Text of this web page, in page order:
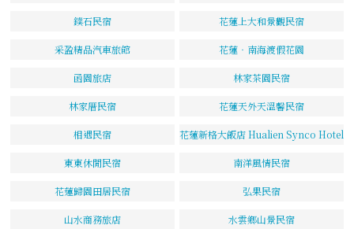
鏷石民宿 花蓮上大和景觀民宿
采盈精品汽車旅館 花蓮‧南海渡假花園
函園旅店 林家茶園民宿
林家厝民宿 花蓮天外天溫馨民宿
相遇民宿 花蓮新格大飯店 Hualien Synco Hotel
東東休閒民宿 南洋風情民宿
花蓮歸園田居民宿 弘果民宿
山水商務旅店 水雲鄉山景民宿